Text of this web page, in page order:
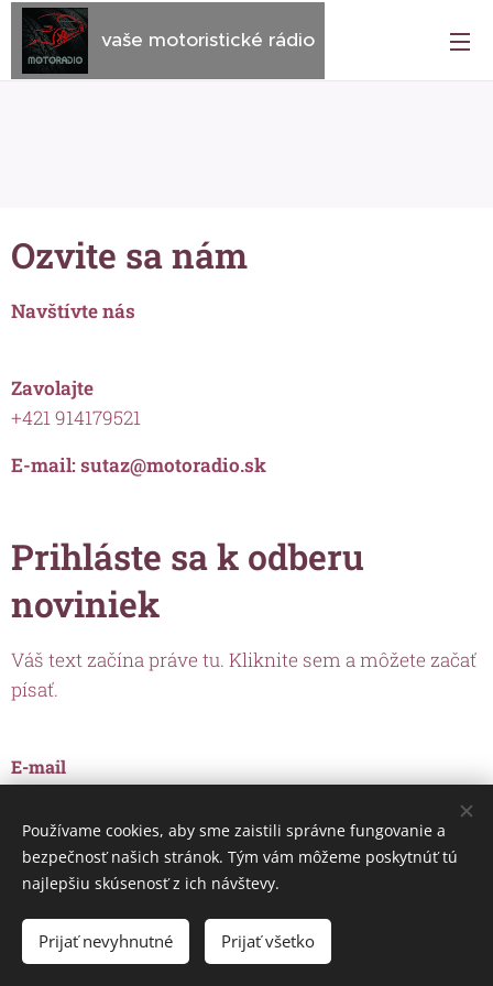
vaše motoristické rádio
Ozvite sa nám
Navštívte nás
Zavolajte
+421 914179521
E-mail: sutaz@motoradio.sk
Prihláste sa k odberu
noviniek
Váš text začína práve tu. Kliknite sem a môžete začať
písať.
E-mail
ODOSLAŤ
Cookies
Používame cookies, aby sme zaistili správne fungovanie a
bezpečnosť našich stránok. Tým vám môžeme poskytnúť tú
najlepšiu skúsenosť z ich návštevy.
Prijať nevyhnutné Prijať všetko